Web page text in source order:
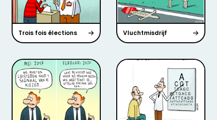
Trois fois élections Vluchtmisdrijf